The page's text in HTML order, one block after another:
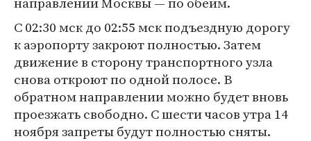
С 02:30 мск до 02:55 мск подъездную дорогу
к аэропорту закроют полностью. Затем
движение в сторону транспортного узла
снова откроют по одной полосе. В
обратном направлении можно будет вновь
проезжать свободно. С шести часов утра 14
ноября запреты будут полностью сняты.